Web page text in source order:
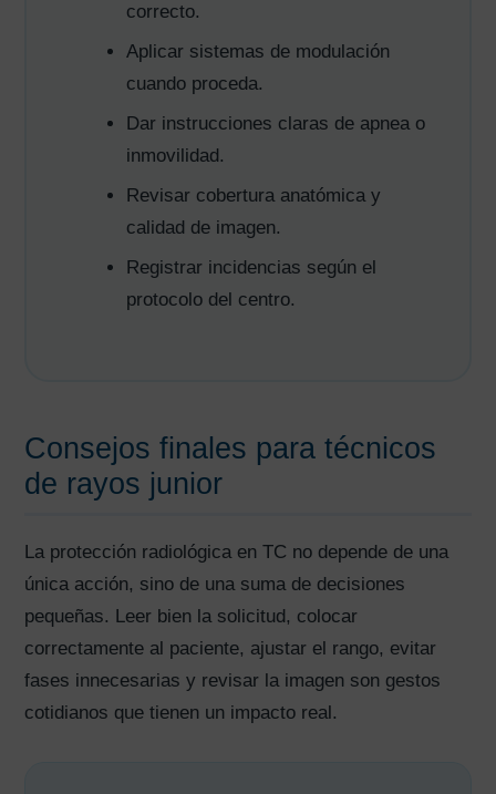
correcto.
Aplicar sistemas de modulación
cuando proceda.
Dar instrucciones claras de apnea o
inmovilidad.
Revisar cobertura anatómica y
calidad de imagen.
Registrar incidencias según el
protocolo del centro.
Consejos finales para técnicos
de rayos junior
La protección radiológica en TC no depende de una
única acción, sino de una suma de decisiones
pequeñas. Leer bien la solicitud, colocar
correctamente al paciente, ajustar el rango, evitar
fases innecesarias y revisar la imagen son gestos
cotidianos que tienen un impacto real.